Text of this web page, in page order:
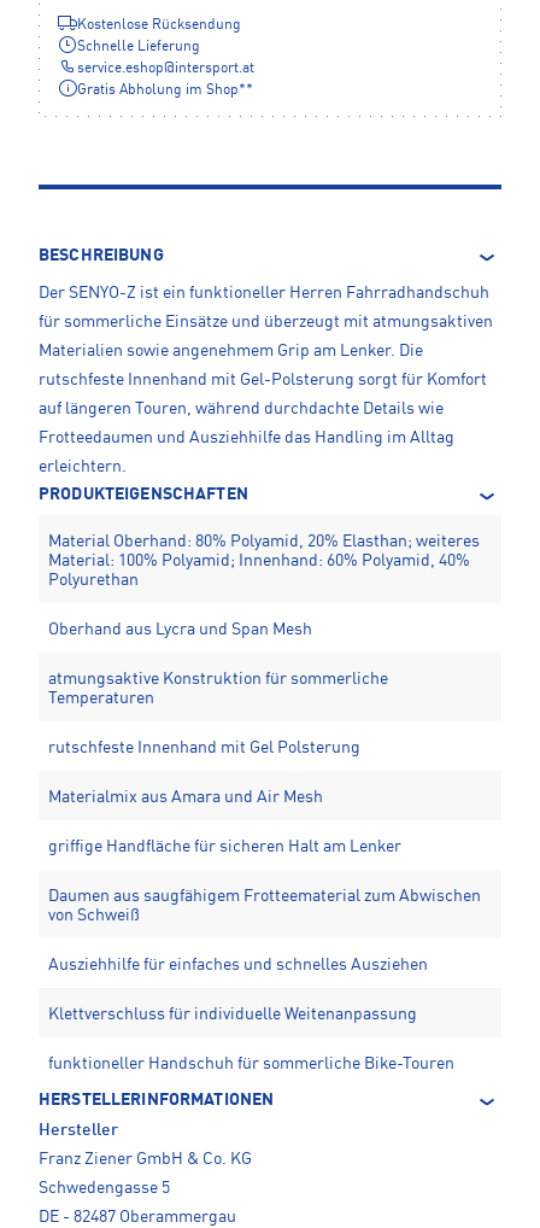
Kostenlose Rücksendung
Schnelle Lieferung
service.eshop@intersport.at
Gratis Abholung im Shop**
BESCHREIBUNG
Der SENYO-Z ist ein funktioneller Herren Fahrradhandschuh
für sommerliche Einsätze und überzeugt mit atmungsaktiven
Materialien sowie angenehmem Grip am Lenker. Die
rutschfeste Innenhand mit Gel-Polsterung sorgt für Komfort
auf längeren Touren, während durchdachte Details wie
Frotteedaumen und Ausziehhilfe das Handling im Alltag
erleichtern.
PRODUKTEIGENSCHAFTEN
Material Oberhand: 80% Polyamid, 20% Elasthan; weiteres
Material: 100% Polyamid; Innenhand: 60% Polyamid, 40%
Polyurethan
Oberhand aus Lycra und Span Mesh
atmungsaktive Konstruktion für sommerliche
Temperaturen
rutschfeste Innenhand mit Gel Polsterung
Materialmix aus Amara und Air Mesh
griffige Handfläche für sicheren Halt am Lenker
Daumen aus saugfähigem Frotteematerial zum Abwischen
von Schweiß
Ausziehhilfe für einfaches und schnelles Ausziehen
Klettverschluss für individuelle Weitenanpassung
funktioneller Handschuh für sommerliche Bike-Touren
HERSTELLERINFORMATIONEN
Hersteller
Franz Ziener GmbH & Co. KG
Schwedengasse 5
DE - 82487 Oberammergau